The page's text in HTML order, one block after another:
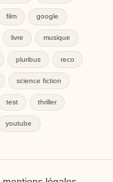
film google
livre musique
pluribus reco
science fiction
test thriller
youtube